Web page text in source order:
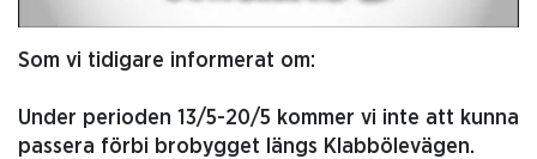
Som vi tidigare informerat om:
Under perioden 13/5-20/5 kommer vi inte att kunna
passera förbi brobygget längs Klabbölevägen.